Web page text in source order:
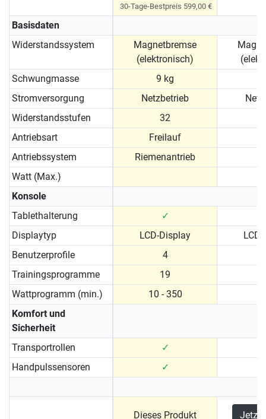
30-Tage-Bestpreis 599,00 €
Basisdaten
Widerstandssystem
Magnetbremse
(elektronisch)
Schwungmasse
9 kg
Stromversorgung
Netzbetrieb
Widerstandsstufen
32
Antriebsart
Freilauf
Antriebssystem
Riemenantrieb
Watt (Max.)
Konsole
Tablethalterung
✓
Displaytyp
LCD-Display
Benutzerprofile
4
Trainingsprogramme
19
Wattprogramm (min.)
10 - 350
Komfort und
Sicherheit
Transportrollen
✓
Handpulssensoren
✓
Dieses Produkt Jetzt